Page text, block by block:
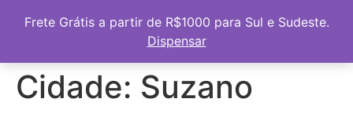
Cidade: Suzano
Frete Grátis a partir de R$1000 para Sul e Sudeste.
Dispensar